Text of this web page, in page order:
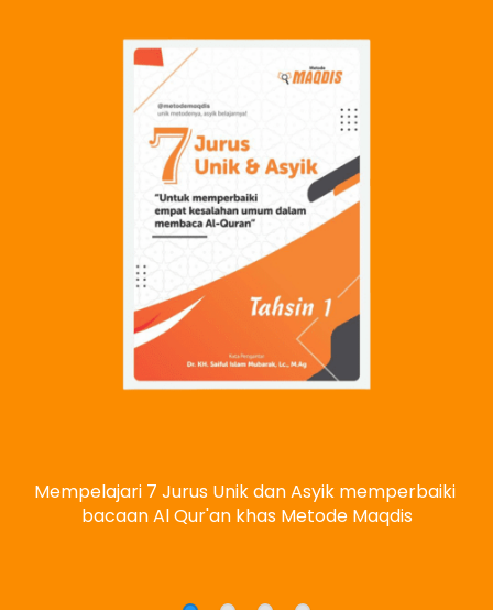
Mempelajari 7 Jurus Unik dan Asyik memperbaiki
bacaan Al Qur'an khas Metode Maqdis